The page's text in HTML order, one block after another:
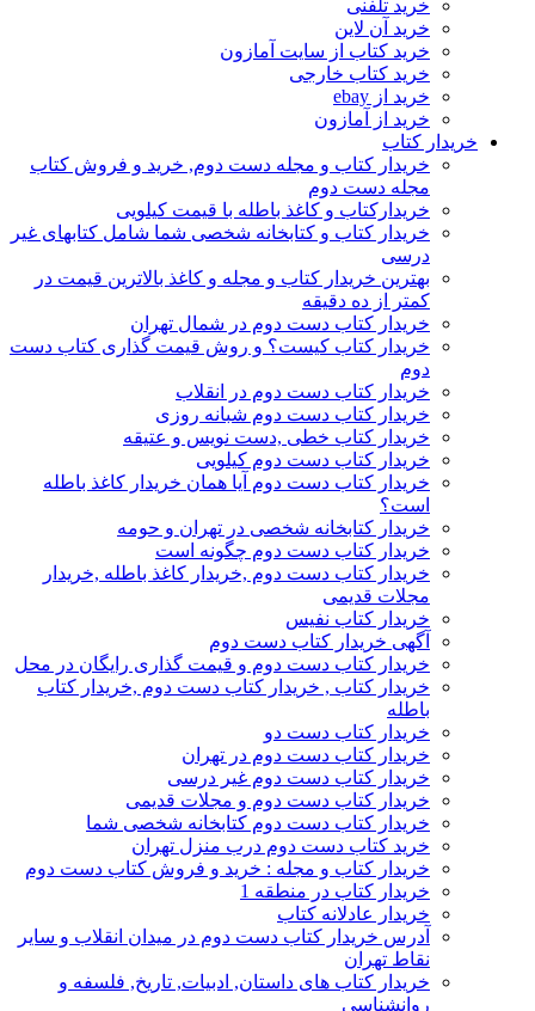
خرید تلفنی
خرید آن لاین
خرید کتاب از سایت آمازون
خرید کتاب خارجی
خرید از ebay
خرید از آمازون
خریدار کتاب
خریدار کتاب و مجله دست دوم, خرید و فروش کتاب
مجله دست دوم
خریدارکتاب و کاغذ باطله با قیمت کیلویی
خریدار کتاب و کتابخانه شخصی شما شامل کتابهای غیر
درسی
بهترین خریدار کتاب و مجله و کاغذ بالاترین قیمت در
کمتر از ده دقیقه
خریدار کتاب دست دوم در شمال تهران
خریدار کتاب کیست؟ و روش قیمت گذاری کتاب دست
دوم
خریدار کتاب دست دوم در انقلاب
خریدار کتاب دست دوم شبانه روزی
خریدار کتاب خطی ,دست نویس و عتیقه
خریدار کتاب دست دوم کیلویی
خریدار کتاب دست دوم آیا همان خریدار کاغذ باطله
است؟
خریدار کتابخانه شخصی در تهران و حومه
خریدار کتاب دست دوم چگونه است
خریدار کتاب دست دوم ,خریدار کاغذ باطله ,خریدار
مجلات قدیمی
خریدار کتاب نفیس
آگهی خریدار کتاب دست دوم
خریدار کتاب دست دوم و قیمت گذاری رایگان در محل
خریدار کتاب , خریدار کتاب دست دوم ,خریدار کتاب
باطله
خریدار کتاب دست دو
خریدار کتاب دست دوم در تهران
خریدار کتاب دست دوم غیر درسی
خریدار کتاب دست دوم و مجلات قدیمی
خریدار کتاب دست دوم کتابخانه شخصی شما
خرید کتاب دست دوم درب منزل تهران
خریدار کتاب و مجله : خرید و فروش کتاب دست دوم
خریدار کتاب در منطقه 1
خریدار عادلانه کتاب
آدرس خریدار کتاب دست دوم در میدان انقلاب و سایر
نقاط تهران
خریدار کتاب های داستان, ادبیات, تاریخ, فلسفه و
روانشناسی